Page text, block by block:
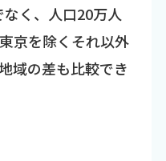
く、人口20万人
京を除くそれ以外
域の差も比較でき